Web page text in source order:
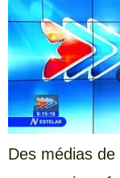
Des médias